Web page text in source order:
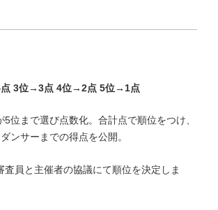
3位→3点 4位→2点 5位→1点
位まで選び点数化。 合計点で順位をつけ、
ンサーまでの得点を公開。
査員と主催者の協議にて順位を決定しま